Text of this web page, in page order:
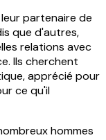
partenaire de
que d'autres,
relations avec
Ils cherchent
apprécié pour
ce qu'il
hommes